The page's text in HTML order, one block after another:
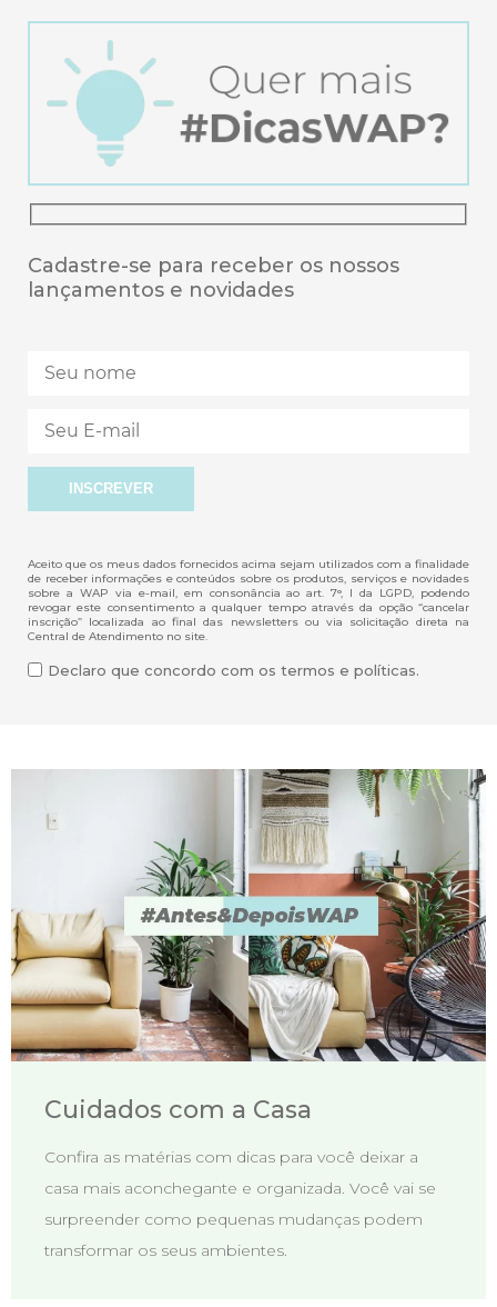
Cadastre-se para receber os nossos
lançamentos e novidades
Aceito que os meus dados fornecidos acima sejam utilizados com a finalidade
de receber informações e conteúdos sobre os produtos, serviços e novidades
sobre a WAP via e-mail, em consonância ao art. 7°, I da LGPD, podendo
revogar este consentimento a qualquer tempo através da opção “cancelar
inscrição” localizada ao final das newsletters ou via solicitação direta na
Central de Atendimento no site.
Declaro que concordo com os termos e políticas.
Cuidados com a Casa
Confira as matérias com dicas para você deixar a
casa mais aconchegante e organizada. Você vai se
surpreender como pequenas mudanças podem
transformar os seus ambientes.